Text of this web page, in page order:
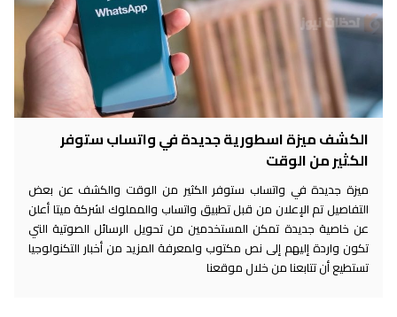
الكشف ميزة اسطورية جديدة في واتساب ستوفر
الكثير من الوقت
ميزة جديدة في واتساب ستوفر الكثير من الوقت والكشف عن بعض
التفاصيل تم الإعلان من قبل تطبيق واتساب والمملوك لشركة ميتا أعلن
عن خاصية جديدة تمكن المستخدمين من تحويل الرسائل الصوتية التي
تكون واردة إليهم إلى نص مكتوب ولمعرفة المزيد من أخبار التكنولوجيا
تستطيع أن تتابعنا من خلال موقعنا